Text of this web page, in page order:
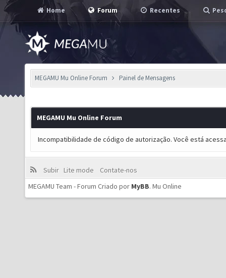
Home Forum Recentes
MEGAMU Mu Online Forum Painel de Mensagens
MEGAMU Mu Online Forum
Incompatibilidade de código de autorização. Você está
Subir Lite mode
Contate-nos
MEGAMU Team - Forum Criado por MyBB. Mu Online